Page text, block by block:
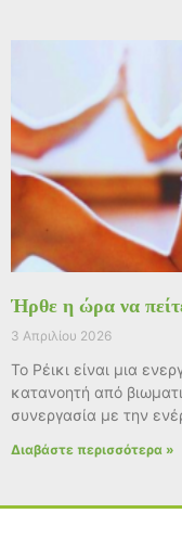
Ήρθε η ώρα να
3 Απριλίου 2026
Το Ρέικι είναι μια
κατανοητή από
συνεργασία με την
Διαβάστε περισσότερα »